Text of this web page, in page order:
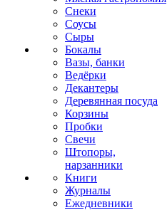
Снеки
Соусы
Сыры
Бокалы
Вазы, банки
Ведёрки
Декантеры
Деревянная посуда
Корзины
Пробки
Свечи
Штопоры,
нарзанники
Книги
Журналы
Ежедневники